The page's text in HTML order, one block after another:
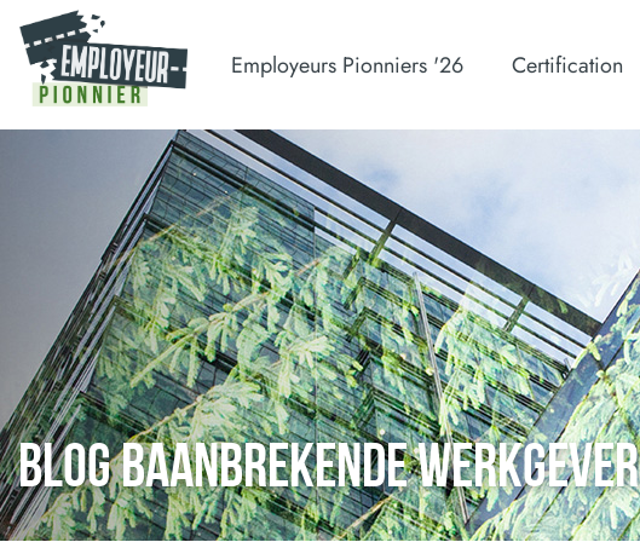
Employeurs Pionniers '26 Certification
BLOG BAANBREKENDE WERKGEVER